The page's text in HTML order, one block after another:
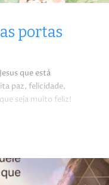
portas
que está
paz, felicidade,
seja muito feliz!